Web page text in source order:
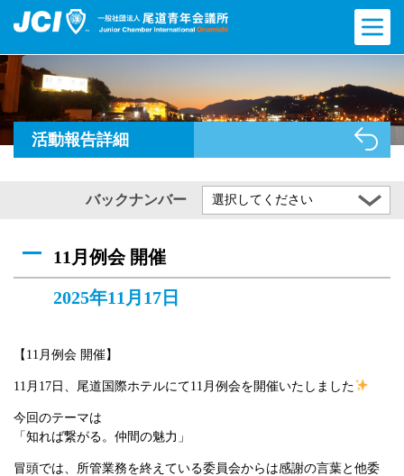
活動報告詳細
バックナンバー 選択してください
11月例会 開催
2025年11月17日
【11月例会 開催】
11月17日、尾道国際ホテルにて11月例会を開催いたしました
今回のテーマは
「知れば繋がる。仲間の魅力」
冒頭では、所管業務を終えている委員会からは感謝の言葉と他委